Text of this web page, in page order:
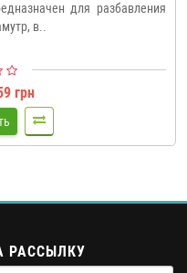
для разбавления
в..
грн
РАССЫЛКУ